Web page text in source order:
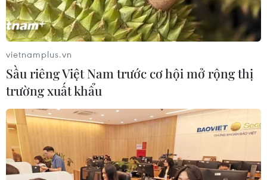
Sun PhuQuoc Airways mở rộng đội
tàu bay thân rộng, mục tiêu bay đến
châu Âu
10/08/2026 07:31
Bộ Xây dựng phản hồi Dự án đường
sắt Lim-Phả Lại sau nhiều năm “đắp
chiếu”
10/08/2026 07:30
vietnamplus.vn
Sầu riêng Việt Nam trước cơ hội mở rộng thị
trường xuất khẩu